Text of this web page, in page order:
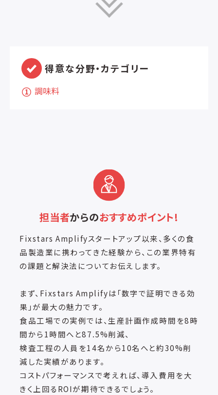
得意な分野・カテゴリー
調味料
担当者からのおすすめポイント!
Fixstars Amplifyスタートアップ以来、多くの食
品製造業に携わってきた経験から、この業界特有
の課題と解決法についてお伝えします。
まず、Fixstars Amplifyは「数字で証明できる効
果」が最大の魅力です。
食品工場での実例では、生産計画作成時間を8時
間から1時間へと87.5%削減、
検査工程の人員を14名から10名へと約30%削
減した実績があります。
コストパフォーマンスで考えれば、導入費用を大
きく上回るROIが期待できるでしょう。